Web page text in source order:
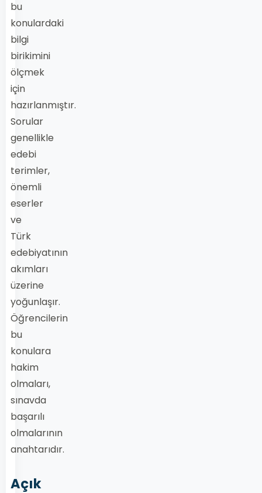
bu
konulardaki
bilgi
birikimini
ölçmek
için
hazırlanmıştır.
Sorular
genellikle
edebi
terimler,
önemli
eserler
ve
Türk
edebiyatının
akımları
üzerine
yoğunlaşır.
Öğrencilerin
bu
konulara
hakim
olmaları,
sınavda
başarılı
olmalarının
anahtarıdır.
Açık